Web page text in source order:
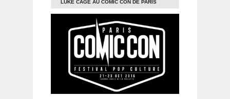
LUKE CAGE AU COMIC CON DE PARIS